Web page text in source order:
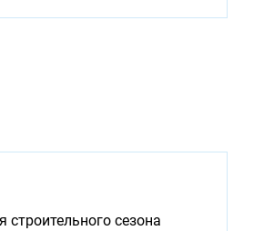
строительного сезона